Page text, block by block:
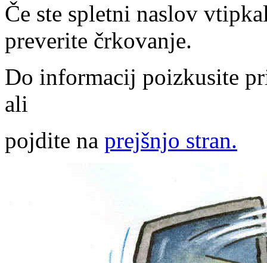
Če ste spletni naslov
preverite črkovanje.
Do informacij poizkusite
ali
pojdite na prejšnjo stran.